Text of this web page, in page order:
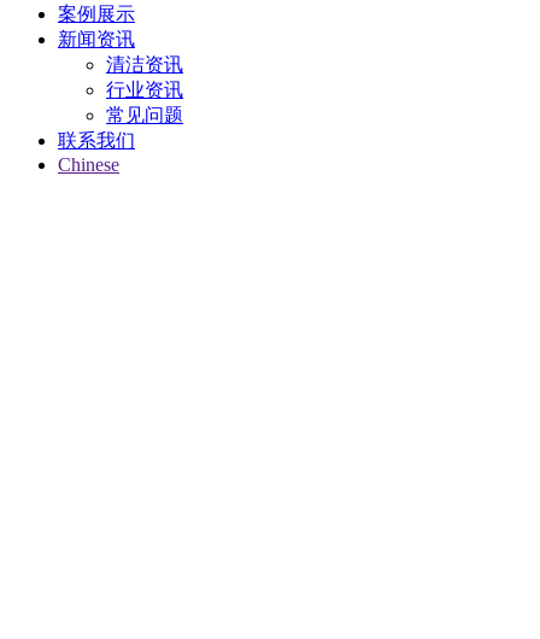
案例展示
新闻资讯
清洁资讯
行业资讯
常见问题
联系我们
Chinese